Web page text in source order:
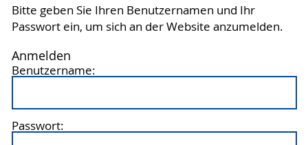
Bitte geben Sie Ihren Benutzernamen und Ihr
Passwort ein, um sich an der Website anzumelden.
Anmelden
Benutzername:
Passwort: